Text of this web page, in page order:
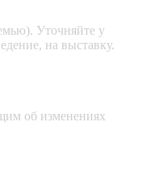
Уточняйте у
на выставку.
об изменениях